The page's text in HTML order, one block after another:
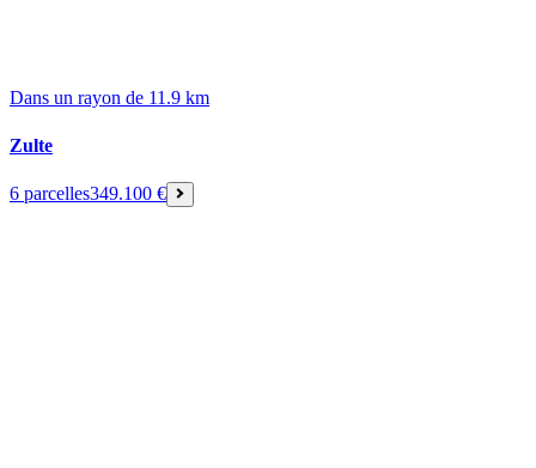
Dans un rayon de 11.9 km
Zulte
6 parcelles349.100 €